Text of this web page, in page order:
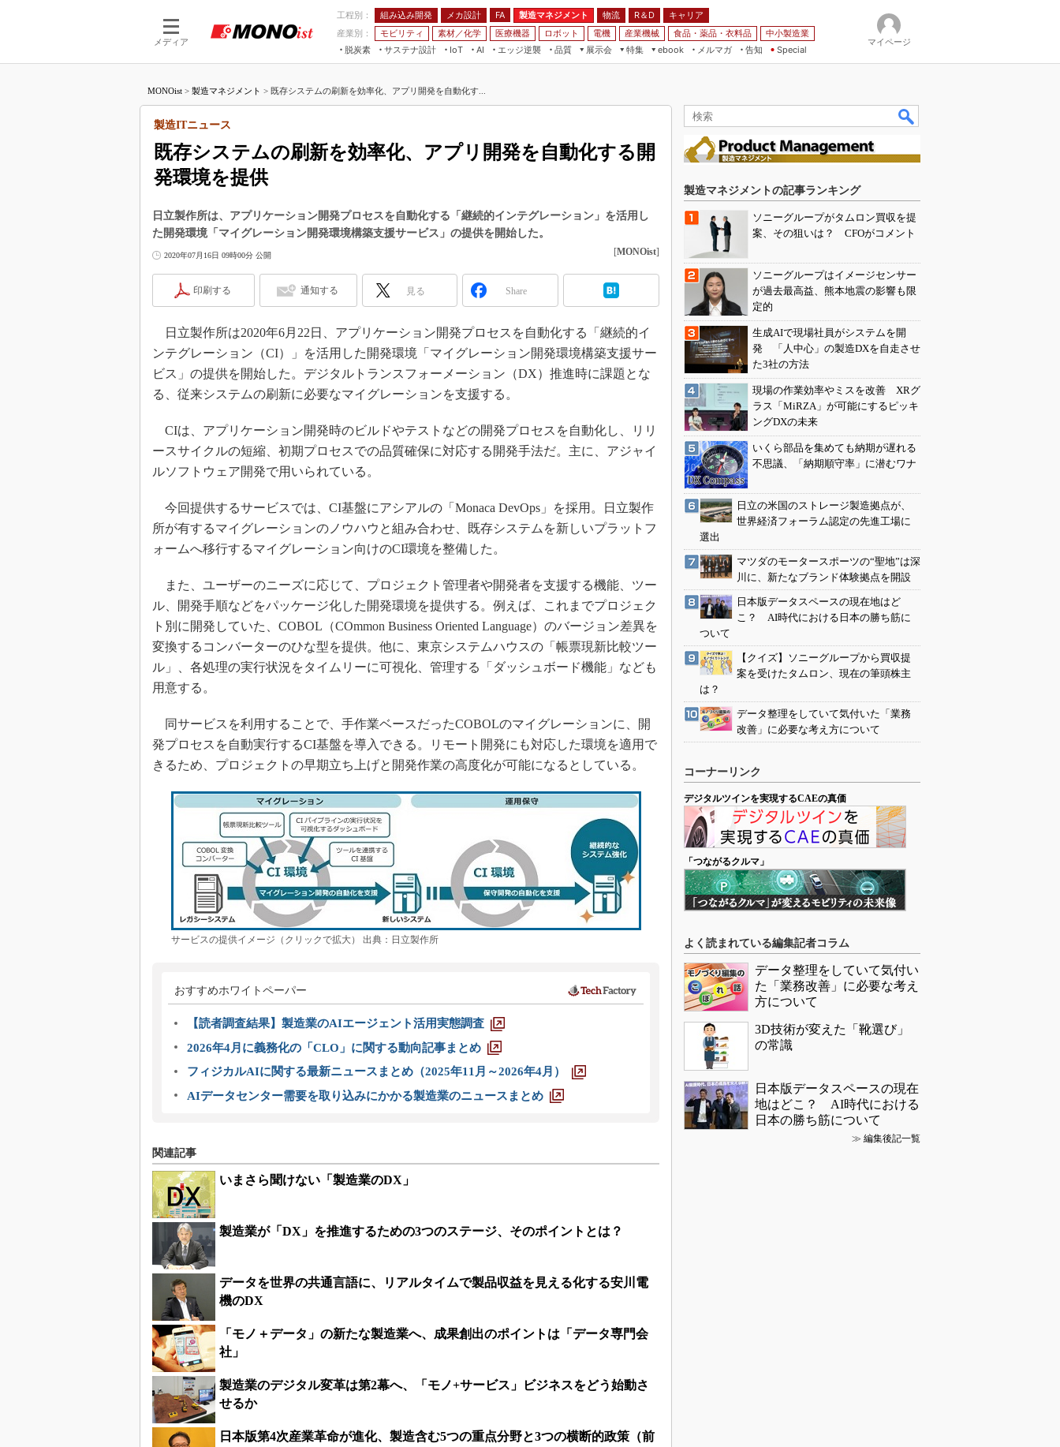
メディア
工程別： 組み込み開発 メカ設計 FA 製造マネジメント 物流 R＆D
キャリア
産業別：
モビリティ 素材／化学 医療機器 ロボット 電機 産業機械 食品・薬品・衣料品
中小製造業
脱炭素
サステナ設計
IoT
つながる工場
AI
AI×設備保全
エッジ逆襲 品質
展示会
JIMTOF
IIFES
TECHNO-FRONTIER
スマート工場EXPO
EdgeTech+
AUTOMOTIVE WORLD
産業オープンネット展
特集
つながるクルマ
VR／AR
フィールドサービス
組み込み画像技術
組み込みモデリング
車載ソフト開発
ISO26262
無償設計ツール
3Dプリンタ
デジタルツインとCAE
インダストリー4.0
イノベーション
メイドインジャパン
植物工場
知財マネジメント
海外生産
グローバル設計・開発
制御セキュリティ
新型コロナへの対応
ebook
FA
モビリティ
メルマガ
告知 Special
マイページ
MONOist > 製造マネジメント > 既存システムの刷新を効率化、アプリ開発を自動化す...
既存システムの刷新を効率化、アプリ開発を自動化する開
発環境を提供
製造ITニュース
日立製作所は、アプリケーション開発プロセスを自動化する「継続的インテグレーション」を活用し
た開発環境「マイグレーション開発環境構築支援サービス」の提供を開始した。
2020年07月16日 09時00分 公開 [MONOist]
印刷する 通知する 見る Share
日立製作所は2020年6月22日、アプリケーション開発プロセスを自動化する「継続的イ
ンテグレーション（CI）」を活用した開発環境「マイグレーション開発環境構築支援サー
ビス」の提供を開始した。デジタルトランスフォーメーション（DX）推進時に課題とな
る、従来システムの刷新に必要なマイグレーションを支援する。
CIは、アプリケーション開発時のビルドやテストなどの開発プロセスを自動化し、リリ
ースサイクルの短縮、初期プロセスでの品質確保に対応する開発手法だ。主に、アジャイ
ルソフトウェア開発で用いられている。
今回提供するサービスでは、CI基盤にアシアルの「Monaca DevOps」を採用。日立製作
所が有するマイグレーションのノウハウと組み合わせ、既存システムを新しいプラットフ
ォームへ移行するマイグレーション向けのCI環境を整備した。
また、ユーザーのニーズに応じて、プロジェクト管理者や開発者を支援する機能、ツー
ル、開発手順などをパッケージ化した開発環境を提供する。例えば、これまでプロジェク
ト別に開発していた、COBOL（COmmon Business Oriented Language）のバージョン差異を
変換するコンバーターのひな型を提供。他に、東京システムハウスの「帳票現新比較ツー
ル」、各処理の実行状況をタイムリーに可視化、管理する「ダッシュボード機能」なども
用意する。
同サービスを利用することで、手作業ベースだったCOBOLのマイグレーションに、開
発プロセスを自動実行するCI基盤を導入できる。リモート開発にも対応した環境を適用で
きるため、プロジェクトの早期立ち上げと開発作業の高度化が可能になるとしている。
サービスの提供イメージ（クリックで拡大） 出典：日立製作所
おすすめホワイトペーパー
【読者調査結果】製造業のAIエージェント活用実態調査
2026年4月に義務化の「CLO」に関する動向記事まとめ
フィジカルAIに関する最新ニュースまとめ（2025年11月～2026年4月）
AIデータセンター需要を取り込みにかかる製造業のニュースまとめ
関連記事
いまさら聞けない「製造業のDX」
製造業が「DX」を推進するための3つのステージ、そのポイントとは？
データを世界の共通言語に、リアルタイムで製品収益を見える化する安川電
機のDX
「モノ＋データ」の新たな製造業へ、成果創出のポイントは「データ専門会
社」
製造業のデジタル変革は第2幕へ、「モノ+サービス」ビジネスをどう始動さ
せるか
日本版第4次産業革命が進化、製造含む5つの重点分野と3つの横断的政策（前
製造マネジメントの記事ランキング
ソニーグループがタムロン買収を提
案、その狙いは？ CFOがコメント
ソニーグループはイメージセンサー
が過去最高益、熊本地震の影響も限
定的
生成AIで現場社員がシステムを開
発 「人中心」の製造DXを自走させ
た3社の方法
現場の作業効率やミスを改善 XRグ
ラス「MiRZA」が可能にするピッキ
ングDXの未来
いくら部品を集めても納期が遅れる
不思議、「納期順守率」に潜むワナ
日立の米国のストレージ製造拠点が、
世界経済フォーラム認定の先進工場に
選出
マツダのモータースポーツの“聖地”は深
川に、新たなブランド体験拠点を開設
日本版データスペースの現在地はど
こ？ AI時代における日本の勝ち筋に
ついて
【クイズ】ソニーグループから買収提
案を受けたタムロン、現在の筆頭株主
は？
データ整理をしていて気付いた「業務
改善」に必要な考え方について
コーナーリンク
デジタルツインを実現するCAEの真価
「つながるクルマ」
よく読まれている編集記者コラム
データ整理をしていて気付い
た「業務改善」に必要な考え
方について
3D技術が変えた「靴選び」
の常識
日本版データスペースの現在
地はどこ？ AI時代における
日本の勝ち筋について
≫ 編集後記一覧